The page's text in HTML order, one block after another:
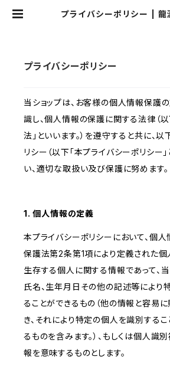
プライバシーポリシー | 龍
プライバシーポリシー
当ショップは、お客様の個人情報保護
識し、個人情報の保護に関する法律（
法」といいます。）を遵守すると共に、
リシー（以下「本プライバシーポリシー」
い、適切な取扱い及び保護に努めます。
1. 個人情報の定義
本プライバシーポリシーにおいて、個
保護法第2条第1項により定義された個
生存する個人に関する情報であって、
氏名、生年月日その他の記述等により
ることができるもの（他の情報と容易
き、それにより特定の個人を識別する
るものを含みます。）、もしくは個人識
報を意味するものとします。